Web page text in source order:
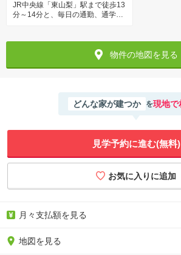
JR中央線「東山梨」駅まで徒歩13
分～14分と、毎日の通勤、通学に
そろう、暮らしやすい住環境。
物件の地図を見る
どんな家が建つか を現地で
見学予約に進む(無料)
月々支払額を見る
地図を見る